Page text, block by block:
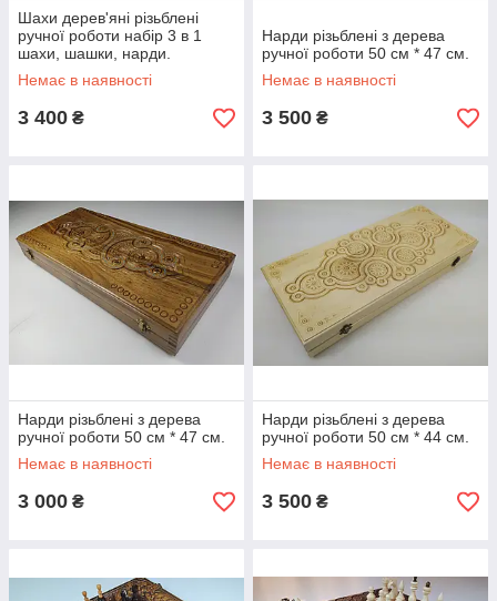
Шахи дерев'яні різьблені
ручної роботи набір 3 в 1
шахи, шашки, нарди.
Немає в наявності
3 400 ₴
Нарди різьблені з дерева
ручної роботи 50 см * 47 см.
Немає в наявності
3 500 ₴
Нарди різьблені з дерева
ручної роботи 50 см * 47 см.
Немає в наявності
3 000 ₴
Нарди різьблені з дерева
ручної роботи 50 см * 44 см.
Немає в наявності
3 500 ₴